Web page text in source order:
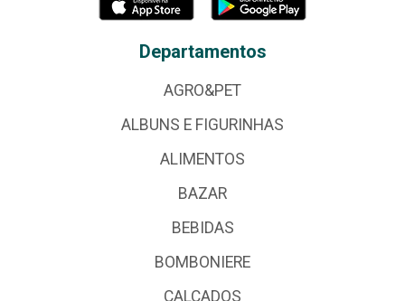
Departamentos
AGRO&PET
ALBUNS E FIGURINHAS
ALIMENTOS
BAZAR
BEBIDAS
BOMBONIERE
CALÇADOS